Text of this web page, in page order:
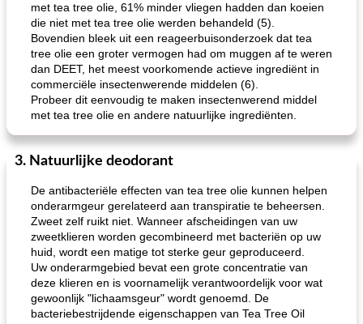
met tea tree olie, 61% minder vliegen hadden dan koeien
die niet met tea tree olie werden behandeld (5).
Bovendien bleek uit een reageerbuisonderzoek dat tea
tree olie een groter vermogen had om muggen af ​​te weren
dan DEET, het meest voorkomende actieve ingrediënt in
commerciële insectenwerende middelen (6).
Probeer dit eenvoudig te maken insectenwerend middel
met tea tree olie en andere natuurlijke ingrediënten.
3. Natuurlijke deodorant
De antibacteriële effecten van tea tree olie kunnen helpen
onderarmgeur gerelateerd aan transpiratie te beheersen.
Zweet zelf ruikt niet. Wanneer afscheidingen van uw
zweetklieren worden gecombineerd met bacteriën op uw
huid, wordt een matige tot sterke geur geproduceerd.
Uw onderarmgebied bevat een grote concentratie van
deze klieren en is voornamelijk verantwoordelijk voor wat
gewoonlijk "lichaamsgeur" ​​wordt genoemd. De
bacteriebestrijdende eigenschappen van Tea Tree Oil